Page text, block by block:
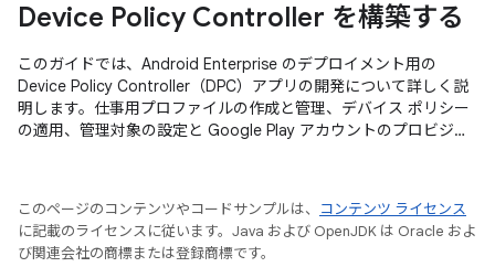
Device Policy Controller を構築する
このガイドでは、Android Enterprise のデプロイメント用の
Device Policy Controller（DPC）アプリの開発について詳しく説
明します。仕事用プロファイルの作成と管理、デバイス ポリシー
の適用、管理対象の設定と Google Play アカウントのプロビジョ
このページのコンテンツやコードサンプルは、
コンテンツ ライセンス
に記載のライセンスに従います。Java および OpenJDK は Oracle およ
び関連会社の商標または登録商標です。